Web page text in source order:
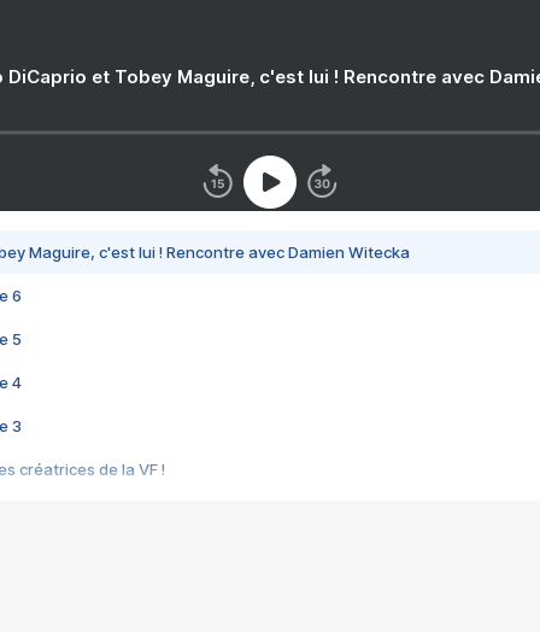
DiCaprio et Tobey Maguire, c'est lui ! Rencontre avec
Maguire, c'est lui ! Rencontre avec Damien Witecka
6
5
4
3
créatrices de la VF !